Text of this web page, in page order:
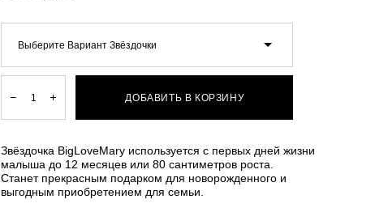
Выберите Вариант Звёздочки
ДОБАВИТЬ В КОРЗИНУ
Звёздочка BigLoveMary используется с первых дней жизни
малыша до 12 месяцев или 80 сантиметров роста.
Станет прекрасным подарком для новорожденного и
выгодным приобретением для семьи.